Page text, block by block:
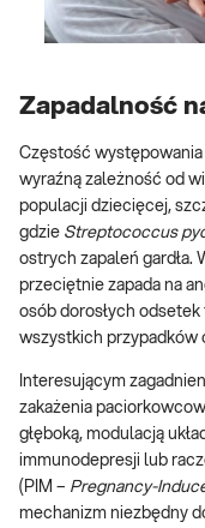
Zapadalność
Częstość
wyraźną zależność od
populacji dziecięcej,
gdzie Streptococcus
ostrych zapaleń gardła.
przeciętnie zapada na
osób dorosłych
wszystkich przypadków
Interesującym
zakażenia
głęboką, modulacją
immunodepresji lub
(PIM – Pregnancy-
mechanizm niezbędny